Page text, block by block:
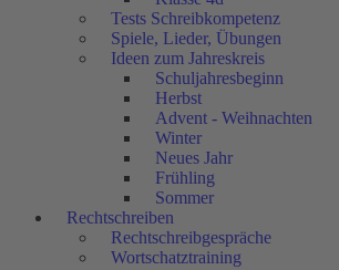
Tests Schreibkompetenz
Spiele, Lieder, Übungen
Ideen zum Jahreskreis
Schuljahresbeginn
Herbst
Advent - Weihnachten
Winter
Neues Jahr
Frühling
Sommer
Rechtschreiben
Rechtschreibgespräche
Wortschatztraining